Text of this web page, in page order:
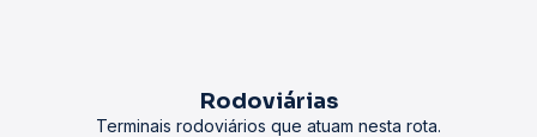
Rodoviárias
Terminais rodoviários que atuam nesta rota.